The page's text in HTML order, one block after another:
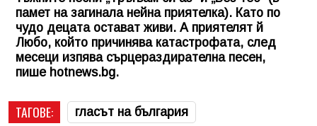
памет на загинала нейна приятелка). Като по
чудо децата остават живи. А приятелят й
Любо, който причинява катастрофата, след
месеци изпява сърцераздирателна песен,
пише hotnews.bg.
ТАГОВЕ:
гласът на българия